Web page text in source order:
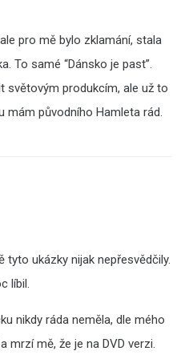
pro mě bylo zklamání, stala
To samé “Dánsko je past”.
světovým produkcím, ale už to
mám původního Hamleta rád.
tyto ukázky nijak nepřesvědčily.
líbil.
nikdy ráda neměla, dle mého
mrzí mě, že je na DVD verzi.